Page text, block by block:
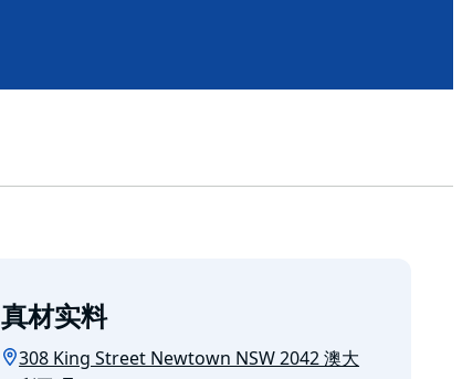
真材实料
308 King Street Newtown NSW 2042 澳大